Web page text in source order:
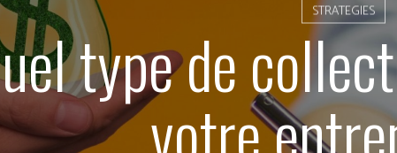
STRATEGIES
type de
votre